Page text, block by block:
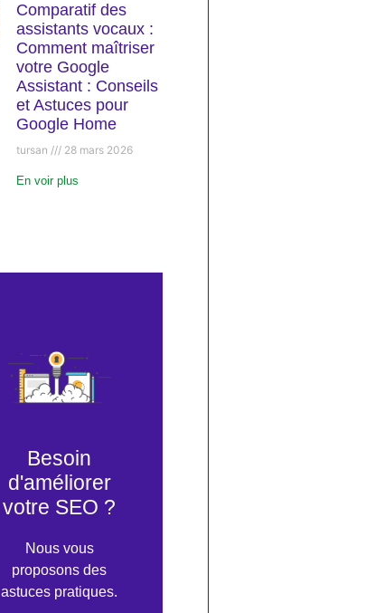
Comparatif des
assistants vocaux :
Comment maîtriser
votre Google
Assistant : Conseils
et Astuces pour
Google Home
tursan 28 mars 2026
En voir plus
Besoin
d'améliorer
votre SEO ?
Nous vous
proposons des
astuces pratiques.